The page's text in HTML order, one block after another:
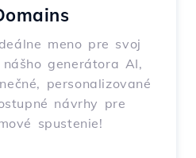
meno pre svoj
generátora AI,
personalizované
návrhy pre
spustenie!